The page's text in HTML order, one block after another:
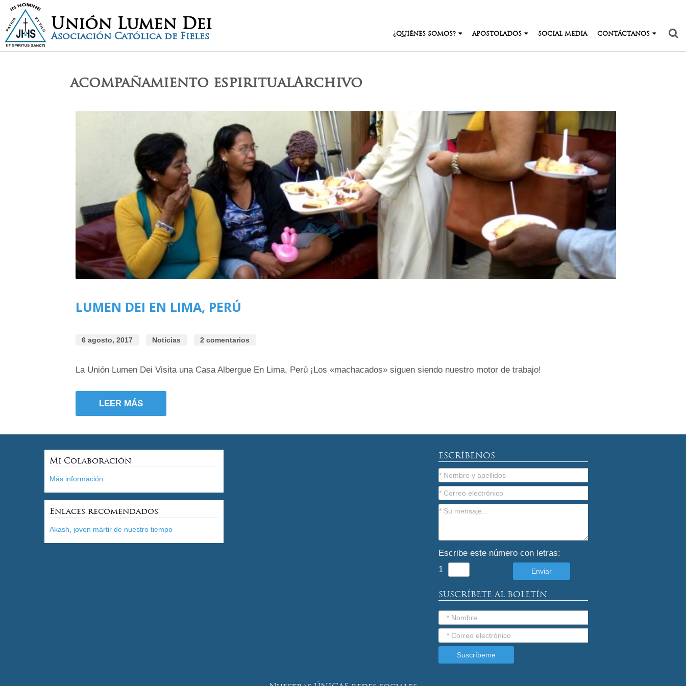
Unión Lumen Dei
Asociación Católica de Fieles ¿QUIÉNES SOMOS? APOSTOLADOS SOCIAL MEDIA CONTÁCTANOS
acompañamiento espiritualArchivo
LUMEN DEI EN LIMA, PERÚ
6 agosto, 2017 Noticias 2 comentarios
La Unión Lumen Dei Visita una Casa Albergue En Lima, Perú ¡Los «machacados» siguen siendo nuestro motor de trabajo!
LEER MÁS
Mi Colaboración
Más información
Enlaces recomendados
Akash, joven mártir de nuestro tiempo
ESCRÍBENOS
Escribe este número con letras:
1
SUSCRÍBETE AL BOLETÍN